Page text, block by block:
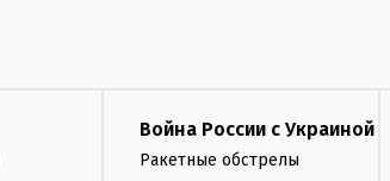
Война России с Украиной
Ракетные обстрелы